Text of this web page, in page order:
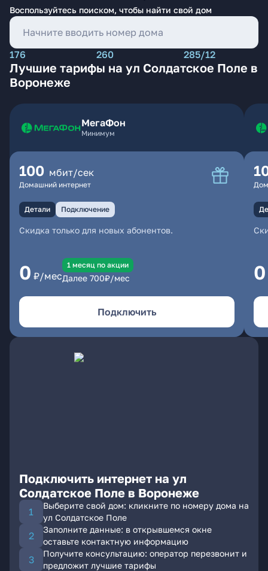
Воспользуйтесь поиском, чтобы найти свой дом
176 260 285/12
Лучшие тарифы на ул Солдатское Поле в
Воронеже
МегаФон
Минимум
100 мбит/сек
Домашний интернет
Детали Подключение
Скидка только для новых абонентов.
0 ₽/мес
1 месяц по акции
Далее 700₽/мес
Подключить
0
Подключить интернет на ул
Солдатское Поле в Воронеже
Выберите свой дом: кликните по номеру дома на
ул Солдатское Поле
Заполните данные: в открывшемся окне
оставьте контактную информацию
Получите консультацию: оператор перезвонит и
предложит лучшие тарифы